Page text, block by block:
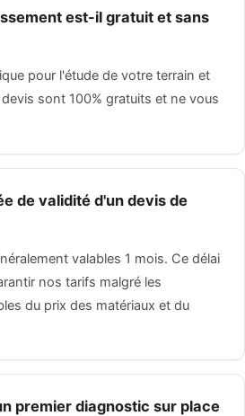
est-il gratuit et sans
pour l'étude de votre terrain et
sont 100% gratuits et ne vous
de validité d'un devis de
valables 1 mois. Ce délai
nos tarifs malgré les
du prix des matériaux et du
premier diagnostic sur place